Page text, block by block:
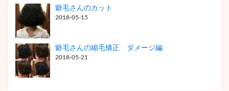
癖毛さんのカット
2018-05-15
癖毛さんの縮毛矯正 ダメージ編
2018-05-21